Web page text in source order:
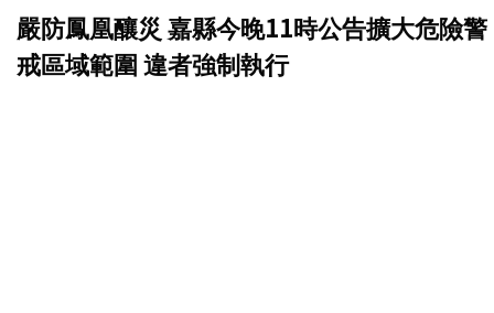
嚴防鳳凰釀災 嘉縣今晚11時公告擴大危險警
戒區域範圍 違者強制執行